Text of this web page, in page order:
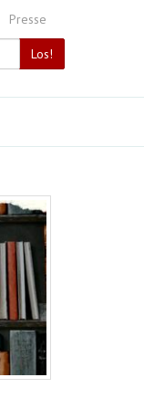
Presse
Suchbegriff
Los!